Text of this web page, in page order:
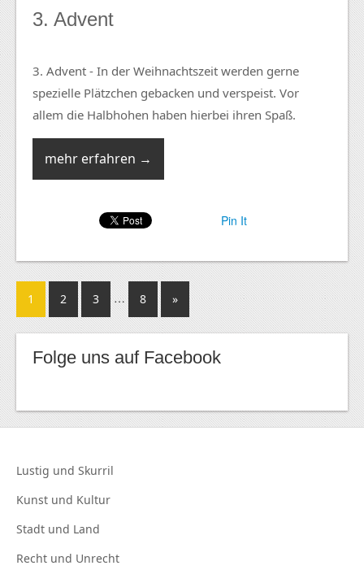
3. Advent
3. Advent - In der Weihnachtszeit werden gerne
spezielle Plätzchen gebacken und verspeist. Vor
allem die Halbhohen haben hierbei ihren Spaß.
mehr erfahren →
Pin It
1 2 3 … 8 »
Folge uns auf Facebook
Lustig und Skurril
Kunst und Kultur
Stadt und Land
Recht und Unrecht